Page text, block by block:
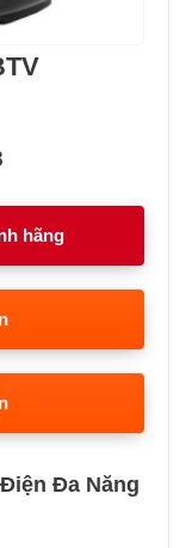
hãng
Đa Năng